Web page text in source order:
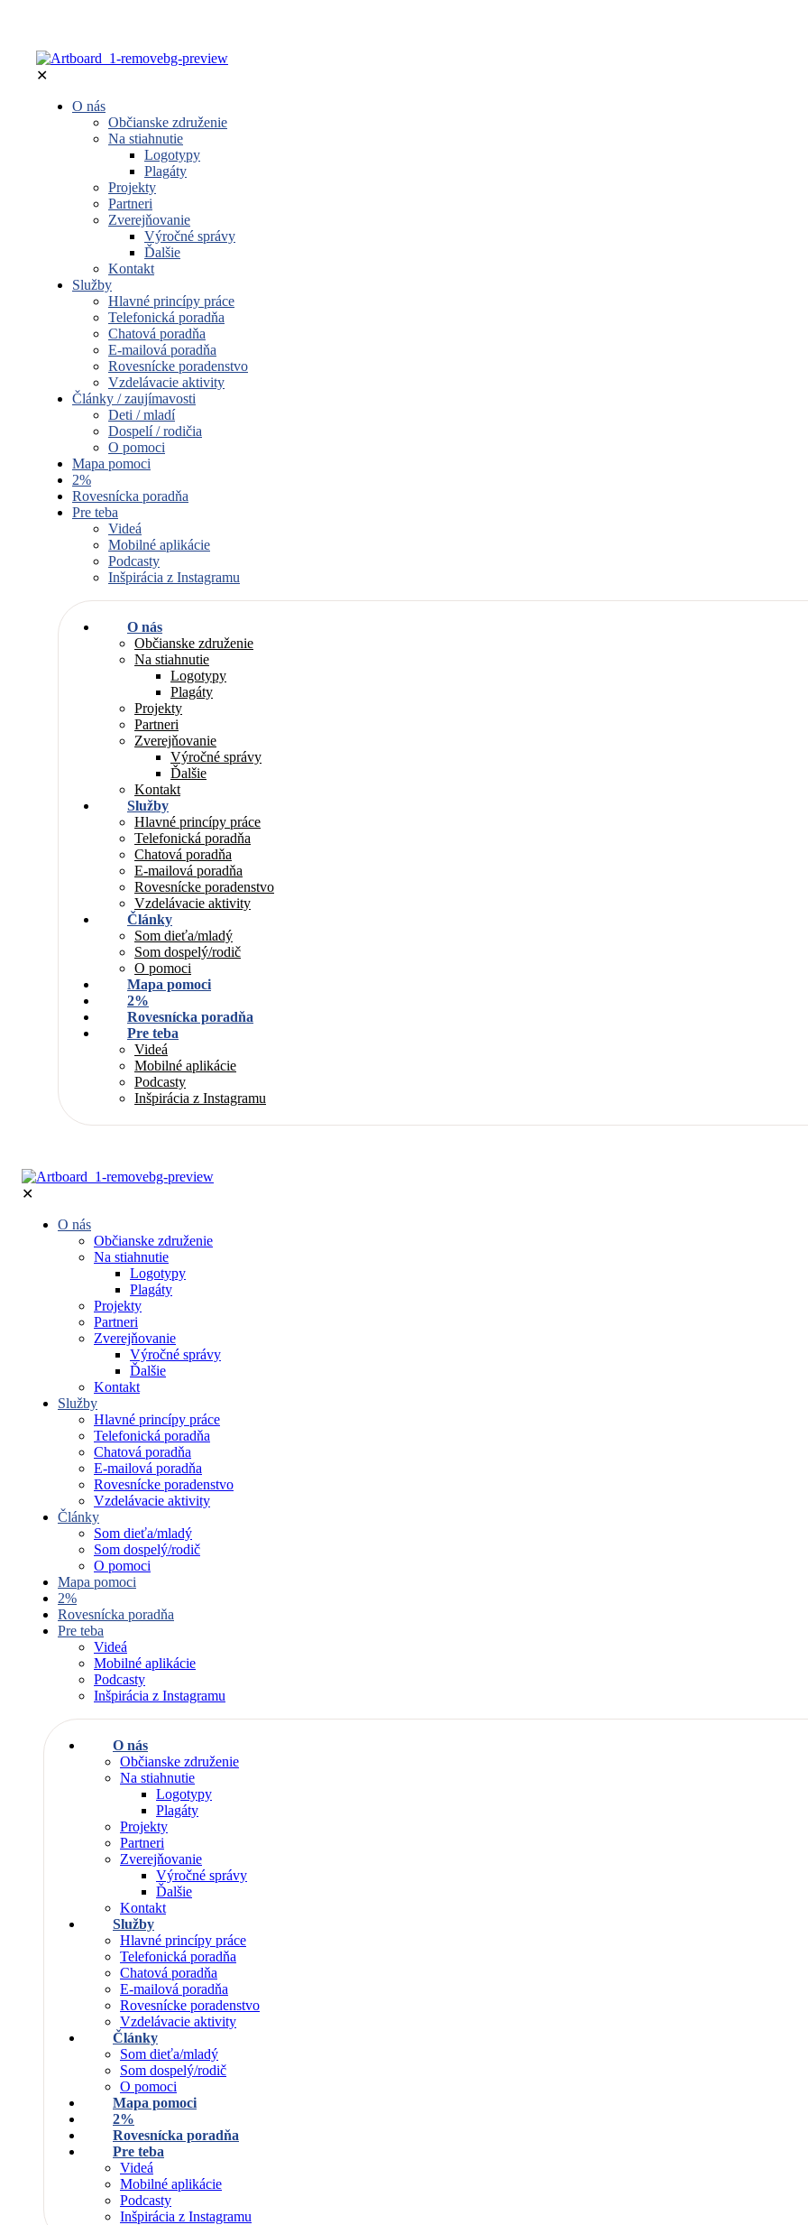
✕
O nás
Občianske združenie
Na stiahnutie
Logotypy
Plagáty
Projekty
Partneri
Zverejňovanie
Výročné správy
Ďalšie
Kontakt
Služby
Hlavné princípy práce
Telefonická poradňa
Chatová poradňa
E-mailová poradňa
Rovesnícke poradenstvo
Vzdelávacie aktivity
Články / zaujímavosti
Deti / mladí
Dospelí / rodičia
O pomoci
Mapa pomoci
2%
Rovesnícka poradňa
Pre teba
Videá
Mobilné aplikácie
Podcasty
Inšpirácia z Instagramu
O nás
Občianske združenie
Na stiahnutie
Logotypy
Plagáty
Projekty
Partneri
Zverejňovanie
Výročné správy
Ďalšie
Kontakt
Služby
Hlavné princípy práce
Telefonická poradňa
Chatová poradňa
E-mailová poradňa
Rovesnícke poradenstvo
Vzdelávacie aktivity
Články
Som dieťa/mladý
Som dospelý/rodič
O pomoci
Mapa pomoci
2%
Rovesnícka poradňa
Pre teba
Videá
Mobilné aplikácie
Podcasty
Inšpirácia z Instagramu
✕
O nás
Občianske združenie
Na stiahnutie
Logotypy
Plagáty
Projekty
Partneri
Zverejňovanie
Výročné správy
Ďalšie
Kontakt
Služby
Hlavné princípy práce
Telefonická poradňa
Chatová poradňa
E-mailová poradňa
Rovesnícke poradenstvo
Vzdelávacie aktivity
Články
Som dieťa/mladý
Som dospelý/rodič
O pomoci
Mapa pomoci
2%
Rovesnícka poradňa
Pre teba
Videá
Mobilné aplikácie
Podcasty
Inšpirácia z Instagramu
O nás
Občianske združenie
Na stiahnutie
Logotypy
Plagáty
Projekty
Partneri
Zverejňovanie
Výročné správy
Ďalšie
Kontakt
Služby
Hlavné princípy práce
Telefonická poradňa
Chatová poradňa
E-mailová poradňa
Rovesnícke poradenstvo
Vzdelávacie aktivity
Články
Som dieťa/mladý
Som dospelý/rodič
O pomoci
Mapa pomoci
2%
Rovesnícka poradňa
Pre teba
Videá
Mobilné aplikácie
Podcasty
Inšpirácia z Instagramu